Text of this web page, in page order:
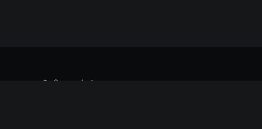
বিপ্লবী সংবাদ দর্পণ © ২০২৬